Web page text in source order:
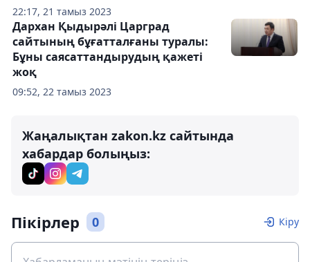
22:17, 21 тамыз 2023
09:52, 22 тамыз 2023
Дархан Қыдырәлі Царград
сайтының бұғатталғаны туралы:
Бұны саясаттандырудың қажеті
жоқ
Жаңалықтан zakon.kz сайтында
хабардар болыңыз:
Пікірлер 0 Кіру